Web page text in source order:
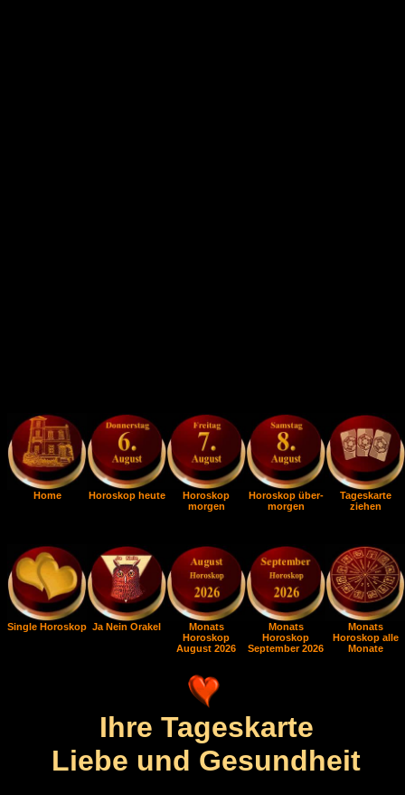
Home Horoskop heute
Horoskop
morgen
Horoskop über-
morgen
Tageskarte
ziehen
Single Horoskop Ja Nein Orakel
Monats
Horoskop
August 2026
Monats
Horoskop
September 2026
Monats
Horoskop alle
Monate
Ihre Tageskarte
Liebe und Gesundheit